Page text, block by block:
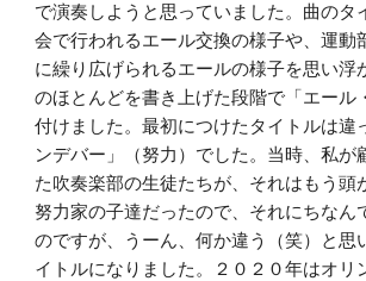
で演奏しようと思っていました。曲のタ
会で行われるエール交換の様子や、運動
に繰り広げられるエールの様子を思い浮
のほとんどを書き上げた段階で「エール
付けました。最初につけたタイトルは違
ンデバー」（努力）でした。当時、私が
た吹奏楽部の生徒たちが、それはもう頭
努力家の子達だったので、それにちなん
のですが、うーん、何か違う（笑）と思
イトルになりました。２０２０年はオリ